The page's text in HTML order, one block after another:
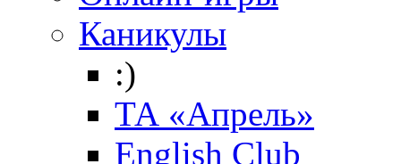
Каникулы
:)
ТА «Апрель»
English Club